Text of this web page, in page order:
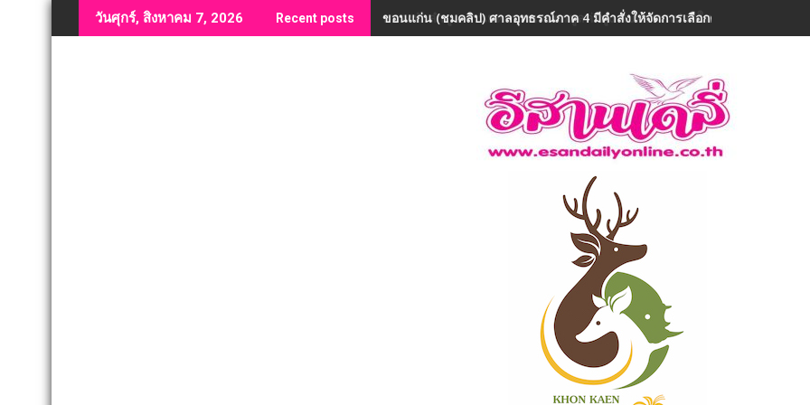
to
วันศุกร์, สิงหาคม 7, 2026 Recent posts ขอนแก่น (ชมคลิป) ศาลอุทธรณ์ภาค 4 มีคำสั่งให้จัดการเลือกตั้งนายก อบจ.ขอ